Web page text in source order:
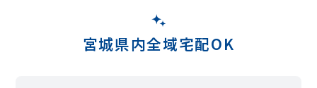
宮城県内全域宅配OK